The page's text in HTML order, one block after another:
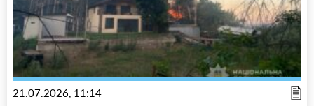
21.07.2026, 11:14